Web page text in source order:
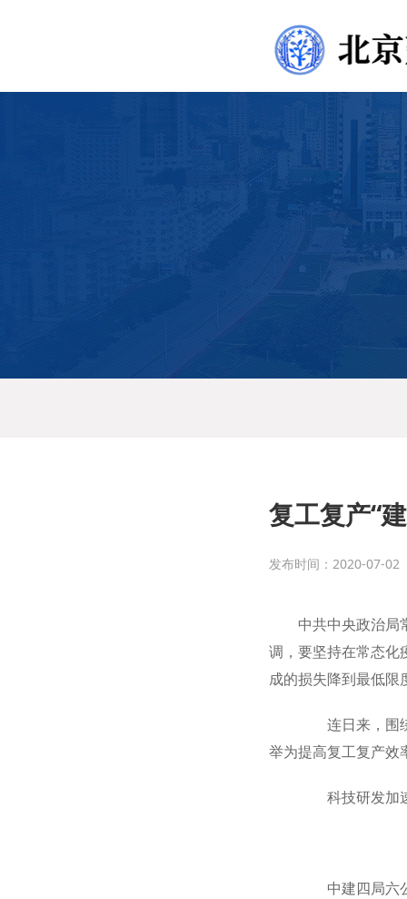
复工复产“
发布时间：2020-07-02
中共中央政治局
调，要坚持在常态化
成的损失降到最低限
连日来，围绕
举为提高复工复产效
科技研发加
中建四局六公